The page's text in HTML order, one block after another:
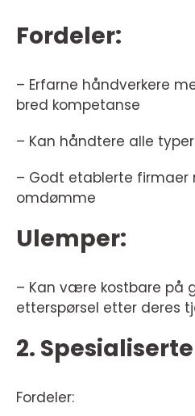
Fordeler:
– Erfarne håndverkere
bred kompetanse
– Kan håndtere alle
– Godt etablerte firmaer
omdømme
Ulemper:
– Kan være kostbare på
etterspørsel etter deres
2.
Fordeler: